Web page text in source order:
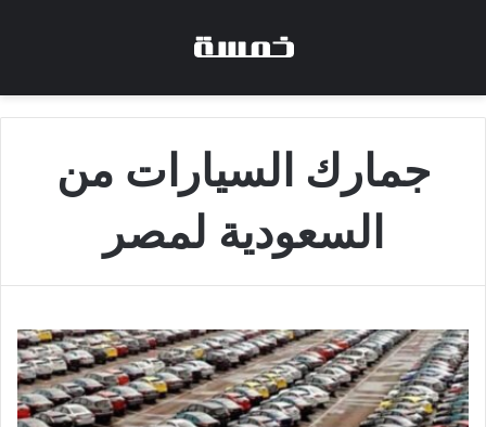
جمارك السيارات من
السعودية لمصر